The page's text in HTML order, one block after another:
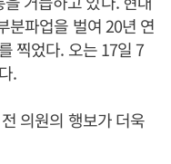
분파업을 벌여 20년 연
찍었다. 오는 17일 7
.
의원의 행보가 더욱